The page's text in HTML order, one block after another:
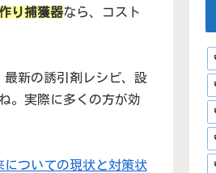
り捕獲器なら、コスト
新の誘引剤レシピ、設
。実際に多くの方が効
ついての現状と対策状